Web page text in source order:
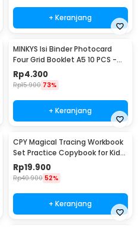
+ Keranjang
MINKYS Isi Binder Photocard
Four Grid Booklet A5 10 PCS -
A2021
Rp4.300
Rp15.900 73%
+ Keranjang
CPY Magical Tracing Workbook
Set Practice Copybook for Kids
- 001
Rp19.900
Rp40.900 52%
+ Keranjang